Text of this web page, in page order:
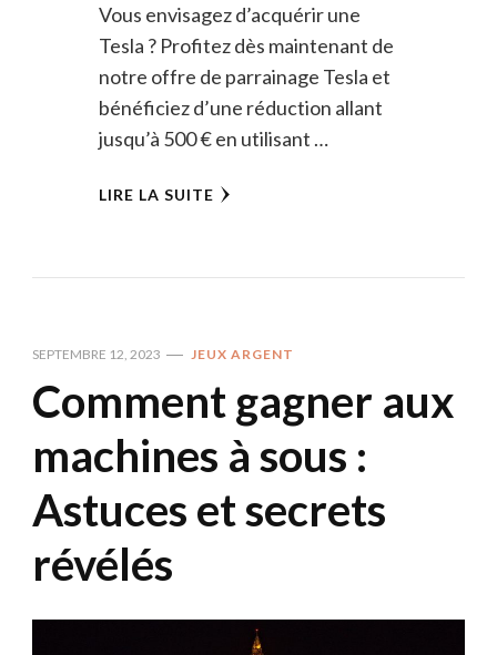
Vous envisagez d’acquérir une
Tesla ? Profitez dès maintenant de
notre offre de parrainage Tesla et
bénéficiez d’une réduction allant
jusqu’à 500 € en utilisant …
LIRE LA SUITE
SEPTEMBRE 12, 2023 JEUX ARGENT
Comment gagner aux
machines à sous :
Astuces et secrets
révélés